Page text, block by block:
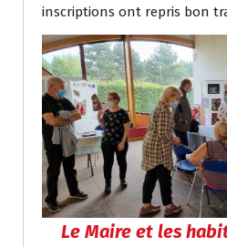
inscriptions ont repris bon
Le Maire et les